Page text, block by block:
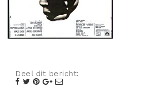
Deel dit bericht: